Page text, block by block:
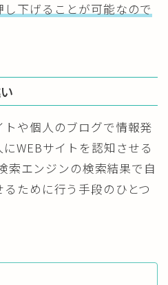
下げることが可能なので
や個人のブログで情報発
WEBサイトを認知させる
索エンジンの検索結果で自
ために行う手段のひとつ